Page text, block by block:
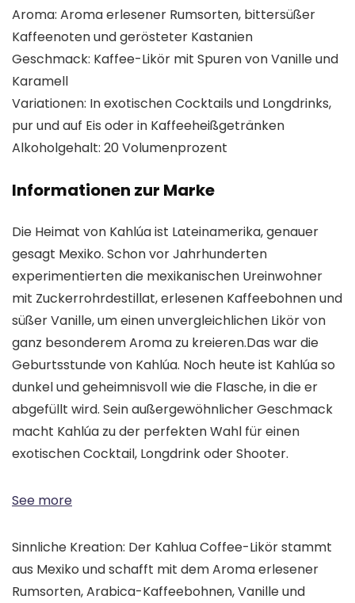
Aroma: Aroma erlesener Rumsorten, bittersüßer
Kaffeenoten und gerösteter Kastanien
Geschmack: Kaffee-Likör mit Spuren von Vanille und
Karamell
Variationen: In exotischen Cocktails und Longdrinks,
pur und auf Eis oder in Kaffeeheißgetränken
Alkoholgehalt: 20 Volumenprozent
Informationen zur Marke
Die Heimat von Kahlúa ist Lateinamerika, genauer
gesagt Mexiko. Schon vor Jahrhunderten
experimentierten die mexikanischen Ureinwohner
mit Zuckerrohrdestillat, erlesenen Kaffeebohnen und
süßer Vanille, um einen unvergleichlichen Likör von
ganz besonderem Aroma zu kreieren.Das war die
Geburtsstunde von Kahlúa. Noch heute ist Kahlúa so
dunkel und geheimnisvoll wie die Flasche, in die er
abgefüllt wird. Sein außergewöhnlicher Geschmack
macht Kahlúa zu der perfekten Wahl für einen
exotischen Cocktail, Longdrink oder Shooter.
See more
Sinnliche Kreation: Der Kahlua Coffee-Likör stammt
aus Mexiko und schafft mit dem Aroma erlesener
Rumsorten, Arabica-Kaffeebohnen, Vanille und